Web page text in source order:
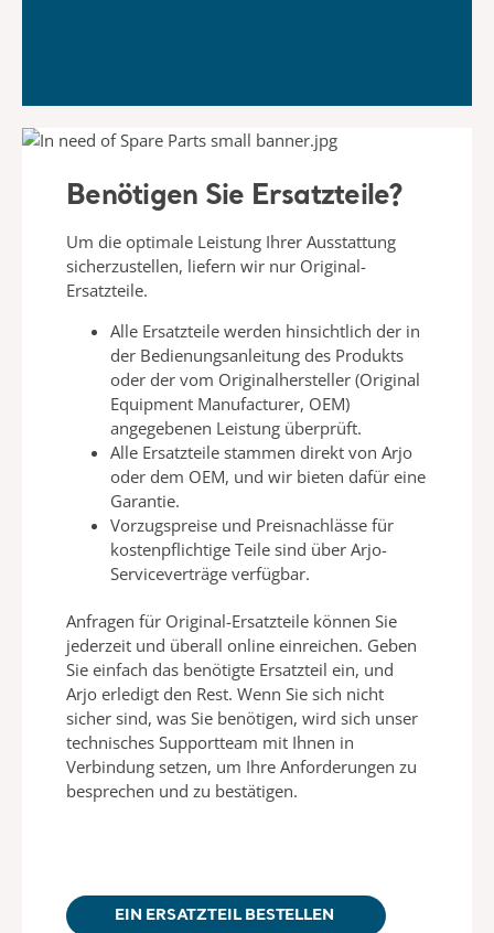
Benötigen Sie Ersatzteile?
Um die optimale Leistung Ihrer Ausstattung
sicherzustellen, liefern wir nur Original-
Ersatzteile.
Alle Ersatzteile werden hinsichtlich der in
der Bedienungsanleitung des Produkts
oder der vom Originalhersteller (Original
Equipment Manufacturer, OEM)
angegebenen Leistung überprüft.
Alle Ersatzteile stammen direkt von Arjo
oder dem OEM, und wir bieten dafür eine
Garantie.
Vorzugspreise und Preisnachlässe für
kostenpflichtige Teile sind über Arjo-
Serviceverträge verfügbar.
Anfragen für Original-Ersatzteile können Sie
jederzeit und überall online einreichen. Geben
Sie einfach das benötigte Ersatzteil ein, und
Arjo erledigt den Rest. Wenn Sie sich nicht
sicher sind, was Sie benötigen, wird sich unser
technisches Supportteam mit Ihnen in
Verbindung setzen, um Ihre Anforderungen zu
besprechen und zu bestätigen.
EIN ERSATZTEIL BESTELLEN